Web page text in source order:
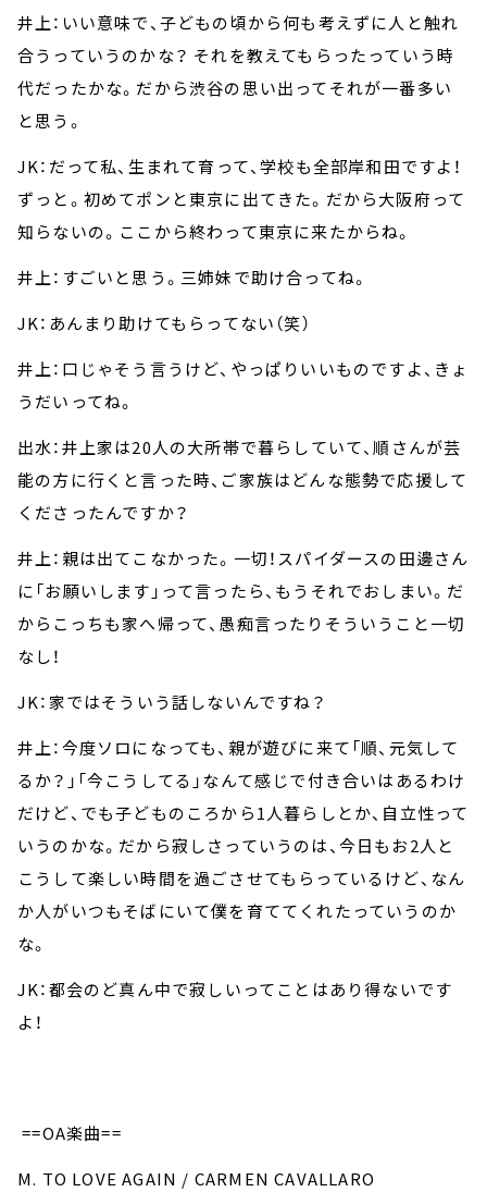
井上：いい意味で、子どもの頃から何も考えずに人と触れ
合うっていうのかな？ それを教えてもらったっていう時
代だったかな。だから渋谷の思い出ってそれが一番多い
と思う。
JK：だって私、生まれて育って、学校も全部岸和田ですよ！
ずっと。初めてポンと東京に出てきた。だから大阪府って
知らないの。ここから終わって東京に来たからね。
井上：すごいと思う。三姉妹で助け合ってね。
JK：あんまり助けてもらってない（笑）
井上：口じゃそう言うけど、やっぱりいいものですよ、きょ
うだいってね。
出水：井上家は20人の大所帯で暮らしていて、順さんが芸
能の方に行くと言った時、ご家族はどんな態勢で応援して
くださったんですか？
井上：親は出てこなかった。一切！スパイダースの田邊さん
に「お願いします」って言ったら、もうそれでおしまい。だ
からこっちも家へ帰って、愚痴言ったりそういうこと一切
なし！
JK：家ではそういう話しないんですね？
井上：今度ソロになっても、親が遊びに来て「順、元気して
るか？」「今こうしてる」なんて感じで付き合いはあるわけ
だけど、でも子どものころから1人暮らしとか、自立性って
いうのかな。だから寂しさっていうのは、今日もお2人と
こうして楽しい時間を過ごさせてもらっているけど、なん
か人がいつもそばにいて僕を育ててくれたっていうのか
な。
JK：都会のど真ん中で寂しいってことはあり得ないです
よ！
==OA楽曲==
M. TO LOVE AGAIN / CARMEN CAVALLARO